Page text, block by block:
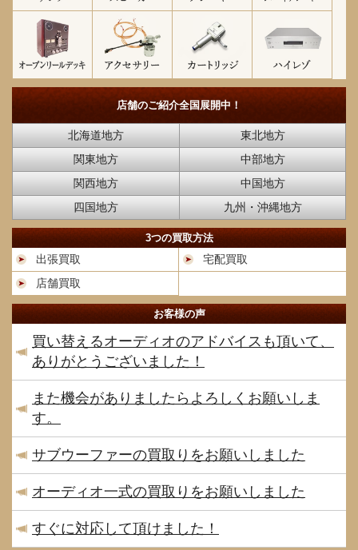
店舗のご紹介全国展開中！
北海道地方
東北地方
関東地方
中部地方
関西地方
中国地方
四国地方
九州・沖縄地方
3つの買取方法
出張買取
宅配買取
店舗買取
お客様の声
買い替えるオーディオのアドバイスも頂いて、
ありがとうございました！
また機会がありましたらよろしくお願いしま
す。
サブウーファーの買取りをお願いしました
オーディオ一式の買取りをお願いしました
すぐに対応して頂けました！